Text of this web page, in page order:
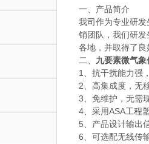
一、产品简介
我司作为专业研
销团队，我们研
各地，并取得了
二、 九要素微气
1、抗干扰能力强
2、高集成度，无
3、免维护，无需
4、采用ASA工程
5、产品设计输出
6、可选配无线传